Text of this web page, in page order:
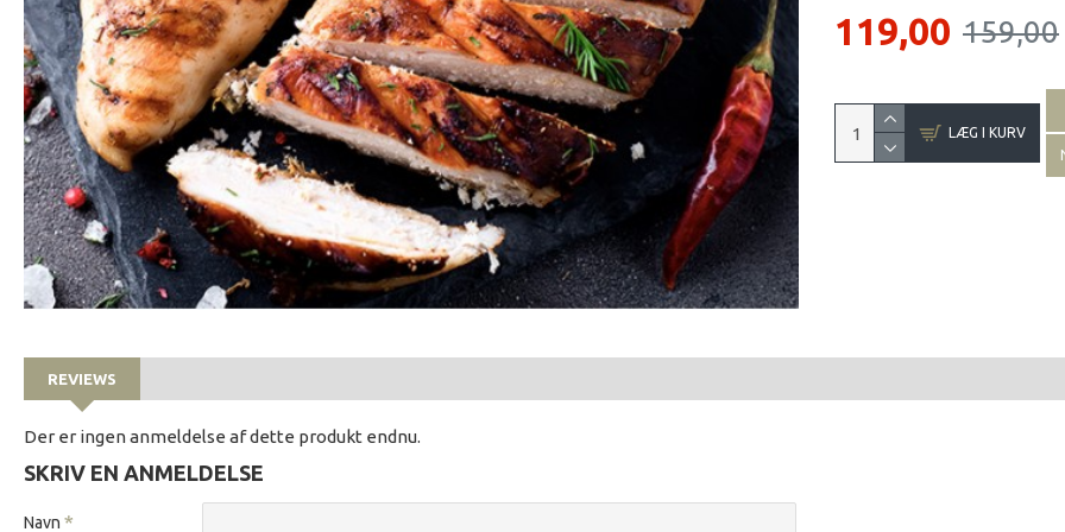
119,00 159,00
LÆG I KURV
REVIEWS
Der er ingen anmeldelse af dette produkt endnu.
SKRIV EN ANMELDELSE
Navn